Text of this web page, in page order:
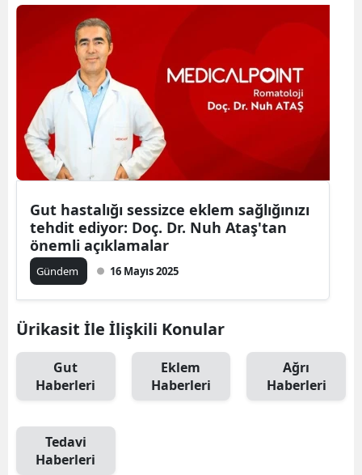
Gut hastalığı sessizce eklem sağlığınızı
tehdit ediyor: Doç. Dr. Nuh Ataş'tan
önemli açıklamalar
Gündem 16 Mayıs 2025
Ürikasit İle İlişkili Konular
Gut
Haberleri
Eklem
Haberleri
Ağrı
Haberleri
Tedavi
Haberleri